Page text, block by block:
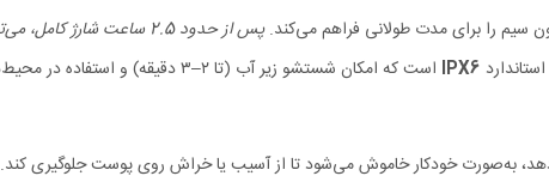
سیم را برای مدت طولانی فراهم می‌کند.پس از حدود 2.5 ساعت شارژ کامل، می‌توانید تا حدود 150 دقیقه از دستگاه استفاده کنید.
IPX6 است که امکان شستشو زیر آب (تا ۲–۳ دقیقه) و استفاده در محیط‌های خیس را فراهم می‌کند.
به‌صورت خودکار خاموش می‌شود تا از آسیب یا خراش روی پوست جلوگیری کند.